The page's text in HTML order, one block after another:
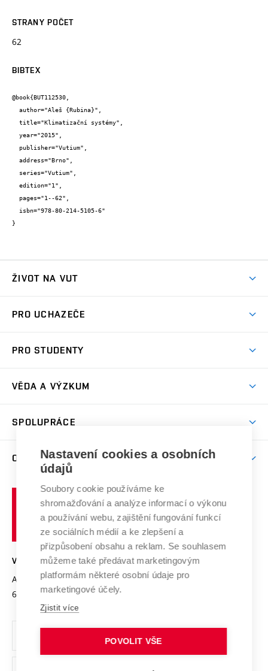
STRANY POČET
62
BIBTEX
@book{BUT112530,
}
ŽIVOT NA VUT
Koleje
Sport na VUT
PRO UCHAZEČE
Dny otevřených dveří
Celoživotní vzdělávání
E-přihláška
PRO STUDENTY
Harmonogram akademického roku
Závěrečné práce
Doktorské studium
Zpracování osobních údajů studentů
Sociální bezpečí
Studium bez bariér
Podpora podnikání
VĚDA A VÝZKUM
Mezinárodní vědecká rada
Systém zajišťování kvality výzkumu
Výzkumné infrastruktury
Transfer znalostí
Open Science
Projekty
Projekty ze strukturálních fondů
Specifický výzkum
SPOLUPRÁCE
Firemní spolupráce
Zahraniční spolupráce
Spolupráce se školami
Mezinárodní dohody
Univerzitní sítě
O UNIVERZITĚ
Profil univerzity
Udržitelná univerzita
Podnikavá univerzita / ContriBUTe
Bezpečná univerzita
Vyznamenání
Organizační struktura
Ochrana osobních údajů
učení
technické
Brně
VYSOKÉ UČENÍ TECHNICKÉ V BRNĚ
Antonínská 548/1
602 00 Brno
www.vut.cz
vut@vutbr.cz
Nastavení cookies a osobních
údajů
Soubory cookie používáme ke
shromažďování a analýze informací o výkonu
a používání webu, zajištění fungování funkcí
ze sociálních médií a ke zlepšení a
přizpůsobení obsahu a reklam. Se souhlasem
můžeme také předávat marketingovým
platformám některé osobní údaje pro
marketingové účely.
Zjistit více
POVOLIT VŠE